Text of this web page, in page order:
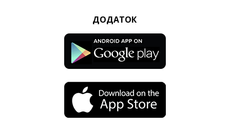
ДОДАТОК